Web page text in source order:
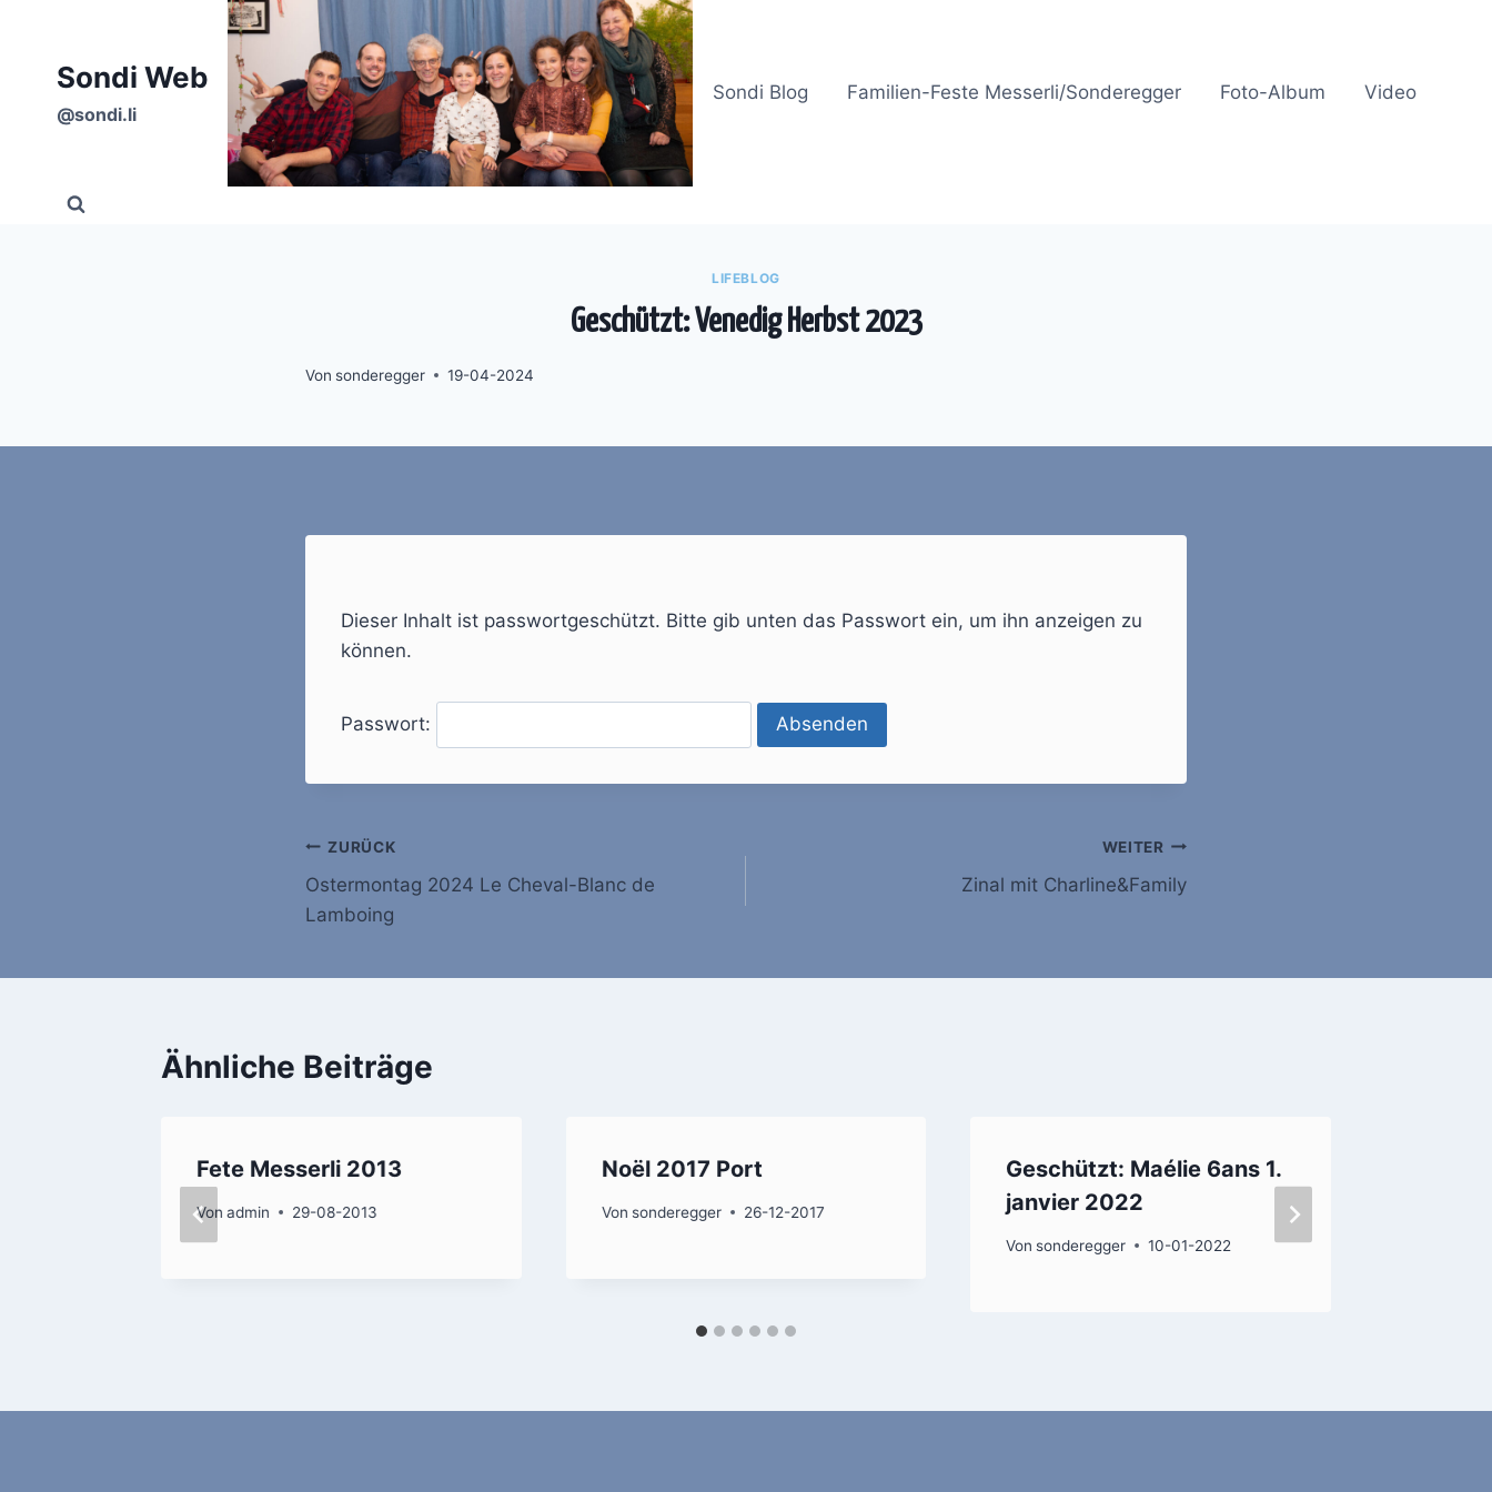
springenSondi Web
@sondi.li
Sondi Blog Familien-Feste Messerli/Sonderegger Foto-Album Video
LIFEBLOG
Geschützt: Venedig Herbst 2023
Von sonderegger 19-04-2024
Dieser Inhalt ist passwortgeschützt. Bitte gib unten das Passwort ein, um ihn anzeigen zu
können.
Passwort:
Beitragsnavigation
ZURÜCK
Ostermontag 2024 Le Cheval-Blanc de
Lamboing
WEITER
Zinal mit Charline&Family
Ähnliche Beiträge
Fete Messerli 2013
Von admin 29-08-2013
Noël 2017 Port
Von sonderegger 26-12-2017
Geschützt: Maélie 6ans 1.
janvier 2022
Von sonderegger 10-01-2022